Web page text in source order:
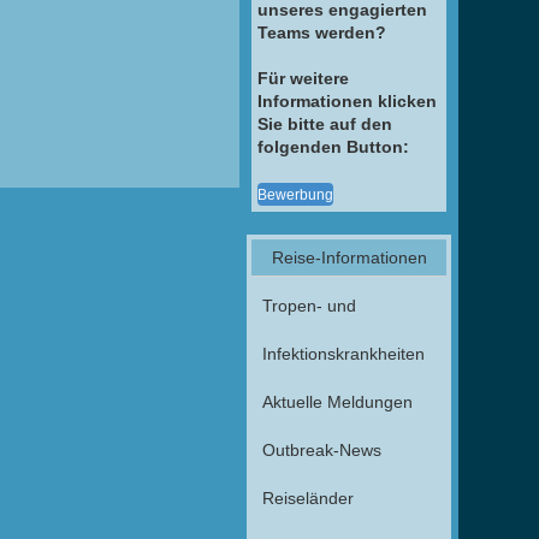
unseres engagierten
Teams werden?
Für weitere
Informationen klicken
Sie bitte auf den
folgenden Button:
Bewerbung
Reise-Informationen
Tropen- und
Infektionskrankheiten
Aktuelle Meldungen
Outbreak-News
Reiseländer